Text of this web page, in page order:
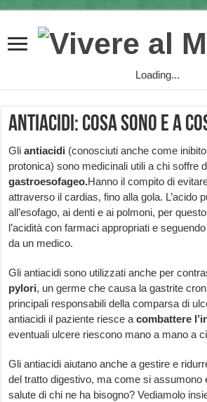
Loading...
Antiacidi: cosa sono e a
Gliantiacidi (conosciuti anche come
protonica) sono medicinali utili a chi soffre
gastroesofageo.Hanno il compito di
attraverso il cardias, fino alla gola. L’acido
all’esofago, ai denti e ai polmoni, per
l’acidità con farmaci appropriati e
da un medico.
Gli antiacidi sono utilizzati anche per
pylori, un germe che causa la gastrite
principali responsabili della comparsa di
antiacidi il paziente riesce acombattere
eventuali ulcere riescono mano a mano a
Gli antiacidi aiutano anche a gestire e
del tratto digestivo, ma come si assumono
salute di chi ne ha bisogno? Vediamolo